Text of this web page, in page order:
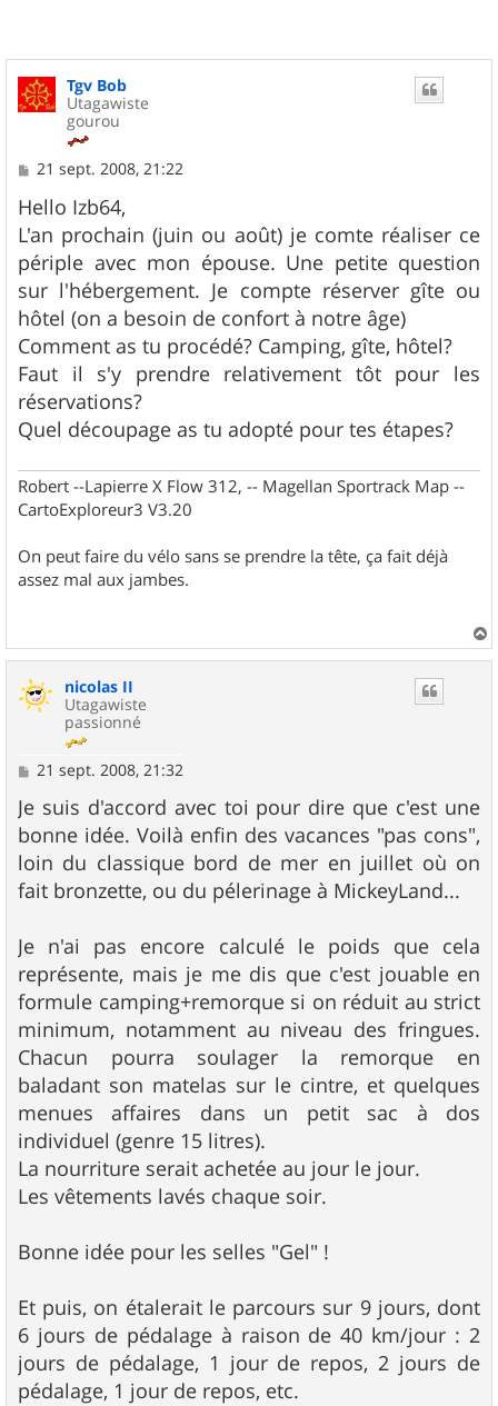
Tgv Bob
Utagawiste
gourou
M
s
s
a
g
e
21 sept. 2008, 21:22
Hello Izb64,
L'an prochain (juin ou août) je comte réaliser ce
périple avec mon épouse. Une petite question
sur l'hébergement. Je compte réserver gîte ou
hôtel (on a besoin de confort à notre âge)
Comment as tu procédé? Camping, gîte, hôtel?
Faut il s'y prendre relativement tôt pour les
réservations?
Quel découpage as tu adopté pour tes étapes?
Robert --Lapierre X Flow 312, -- Magellan Sportrack Map --
CartoExploreur3 V3.20
On peut faire du vélo sans se prendre la tête, ça fait déjà
assez mal aux jambes.
a
nicolas II
Utagawiste
passionné
M
s
s
a
g
e
21 sept. 2008, 21:32
Je suis d'accord avec toi pour dire que c'est une
bonne idée. Voilà enfin des vacances "pas cons",
loin du classique bord de mer en juillet où on
fait bronzette, ou du pélerinage à MickeyLand...
Je n'ai pas encore calculé le poids que cela
représente, mais je me dis que c'est jouable en
formule camping+remorque si on réduit au strict
minimum, notamment au niveau des fringues.
Chacun pourra soulager la remorque en
baladant son matelas sur le cintre, et quelques
menues affaires dans un petit sac à dos
individuel (genre 15 litres).
La nourriture serait achetée au jour le jour.
Les vêtements lavés chaque soir.
Bonne idée pour les selles "Gel" !
Et puis, on étalerait le parcours sur 9 jours, dont
6 jours de pédalage à raison de 40 km/jour : 2
jours de pédalage, 1 jour de repos, 2 jours de
pédalage, 1 jour de repos, etc.